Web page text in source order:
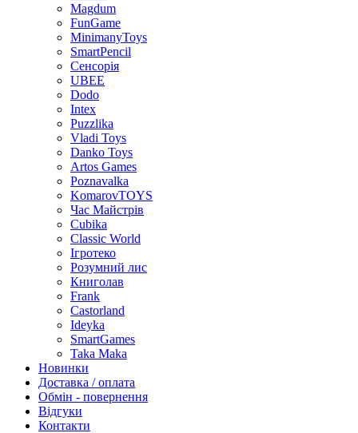
Magdum
FunGame
MinimanyToys
SmartPencil
Сенсорія
UBEE
Dodo
Intex
Puzzlika
Vladi Toys
Danko Toys
Artos Games
Poznavalka
KomarovTOYS
Час Майстрів
Cubika
Classic World
Ігротеко
Розумний лис
Книголав
Frank
Castorland
Ideyka
SmartGames
Taka Maka
Новинки
Доставка / оплата
Обмін - повернення
Відгуки
Контакти